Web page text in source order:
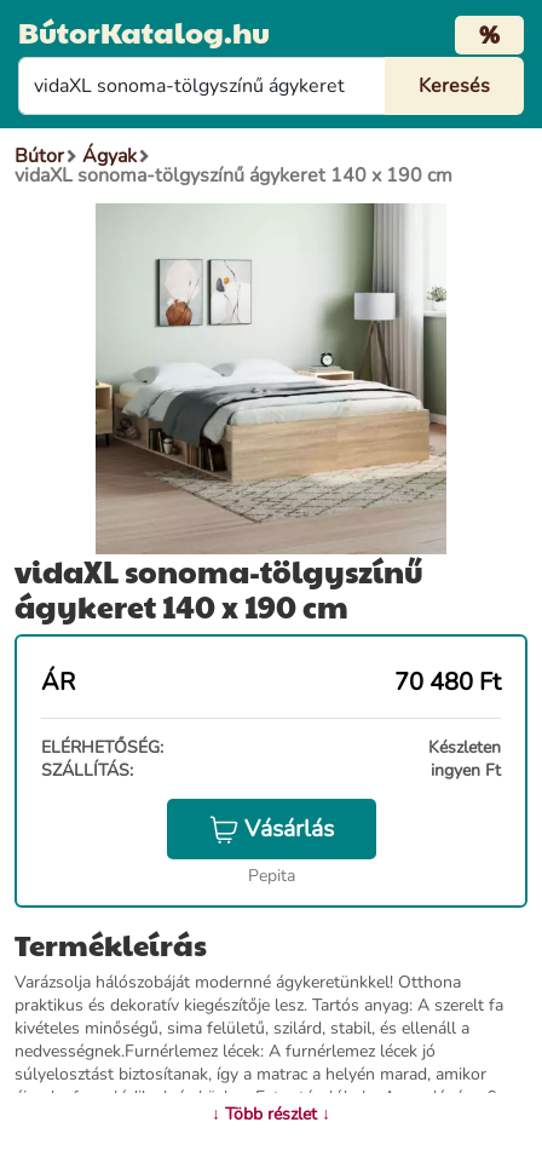
BútorKatalog.hu %
Bútor Ágyak
vidaXL sonoma-tölgyszínű ágykeret 140 x 190 cm
vidaXL sonoma-tölgyszínű
ágykeret 140 x 190 cm
ÁR 70 480 Ft
ELÉRHETŐSÉG:
Készleten
SZÁLLÍTÁS:
ingyen Ft
Vásárlás
Pepita
Termékleírás
Varázsolja hálószobáját modernné ágykeretünkkel! Otthona
praktikus és dekoratív kiegészítője lesz. Tartós anyag: A szerelt fa
kivételes minőségű, sima felületű, szilárd, stabil, és ellenáll a
nedvességnek.Furnérlemez lécek: A furnérlemez lécek jó
súlyelosztást biztosítanak, így a matrac a helyén marad, amikor
éjszaka forgolódik alvás közben.Extra tárolóhely: A vendégágy 6
rekesszel rendelkezik az ágy két oldalán, melyekben könyveket,
↓ Több részlet ↓